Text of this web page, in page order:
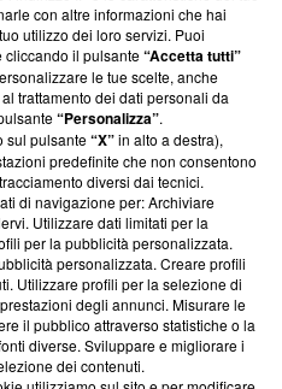
Blasting News non è
ma ha richiesto di farne
effettuato una verifica di
Via Carlo Frasca, 3 - 6900
con altre informazioni che hai
utilizzo dei loro servizi. Puoi
cliccando il pulsante“Accetta tutti”
le tue scelte, anche
trattamento dei dati personali da
“Personalizza”.
sul pulsante“X”in alto a destra),
predefinite che non consentono
diversi dai tecnici.
di navigazione per: Archiviare
Utilizzare dati limitati per la
per la pubblicità personalizzata.
personalizzata. Creare profili
Utilizzare profili per la selezione di
degli annunci. Misurare le
il pubblico attraverso statistiche o la
diverse. Sviluppare e migliorare i
dei contenuti.